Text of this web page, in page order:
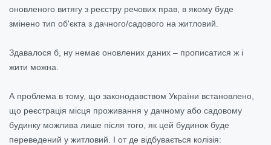
оновленого витягу з реєстру речових прав, в якому буде
змінено тип об'єкта з дачного/садового на житловий.
Здавалося б, ну немає оновлених даних – прописатися ж і
жити можна.
А проблема в тому, що законодавством України встановлено,
що реєстрація місця проживання у дачному або садовому
будинку можлива лише після того, як цей будинок буде
переведений у житловий. І от де відбувається колізія: